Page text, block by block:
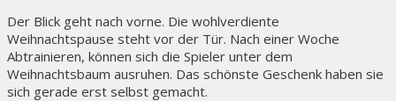
Der Blick geht nach vorne. Die wohlverdiente
Weihnachtspause steht vor der Tür. Nach einer Woche
Abtrainieren, können sich die Spieler unter dem
Weihnachtsbaum ausruhen. Das schönste Geschenk haben sie
sich gerade erst selbst gemacht.